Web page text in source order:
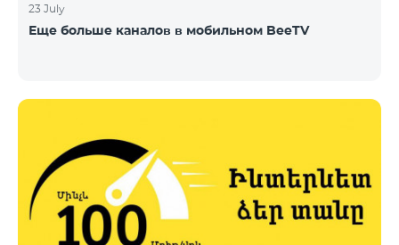
23 July
Еще больше каналов в мобильном BeeTV